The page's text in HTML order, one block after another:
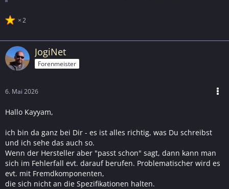
2
JogiNet
Forenmeister
6. Mai 2026
Hallo Kayyam,
ich bin da ganz bei Dir - es ist alles richtig, was Du schreibst
und ich sehe das auch so.
Wenn der Hersteller aber "passt schon" sagt, dann kann man
sich im Fehlerfall evt. darauf berufen. Problematischer wird es
evt. mit Fremdkomponenten,
die sich nicht an die Spezifikationen halten.